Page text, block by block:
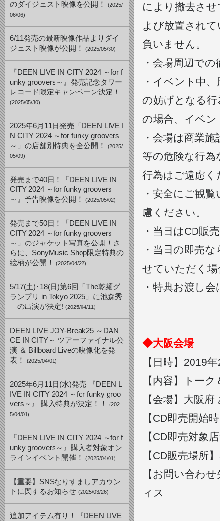
のダイジェスト映像を公開！
(2025/
06/06)
6/11発売の最新映像作品よりダイ
ジェスト映像が公開！
(2025/05/30)
『DEEN LIVE IN CITY 2024 ～for f
unky groovers～』発売記念タワー
レコード限定キャンペーン決定！
(2025/05/30)
2025年6月11日発売「DEEN LIVE I
N CITY 2024 ～for funky groovers
～」の店舗別特典を全公開！
(2025/
05/09)
発売まで40日！『DEEN LIVE IN
CITY 2024 ～for funky groovers
～』予告映像を公開！
(2025/05/02)
発売まで50日！「DEEN LIVE IN
CITY 2024 ～for funky groovers
～」のジャケット写真を公開！さ
らに、SonyMusic Shop限定特典の
絵柄が公開！
(2025/04/22)
5/17(土)･18(日)第6回「The乾麺グ
ランプリ in Tokyo 2025」に池森秀
一の出演が決定! (2025/04/11)
DEEN LIVE JOY-Break25 ～DAN
CE IN CITY～ ツアーファイナル公
演 ＆ Billboard Liveの映像化を発
表！
(2025/04/01)
2025年6月11日(水)発売 『DEEN L
IVE IN CITY 2024 ～for funky groo
vers～』 購入特典が決定！！
(202
5/04/01)
『DEEN LIVE IN CITY 2024 ～for f
unky groovers～』購入者対象オン
ラインイベント開催！
(2025/04/01)
【重要】SNSなりすましアカウン
トに関するお知らせ (2025/03/26)
追加アイテム有り！『DEEN LIVE
により撤去さ
よび放置され
負いません。
・会場周辺で
・イベント中
の妨げとなる
の場合、イベ
・会場は商業
等の危険な行為
行為はご遠慮く
・安全にご観
慮ください。
・当日はCD販
・当日の即売
せていただく
・特典お渡し
◆大阪会場
【日時】2019
【内容】トー
【会場】大阪
【CD即売開始
【CD即売対象
【CD販売場所
【お問い合わ
ィス